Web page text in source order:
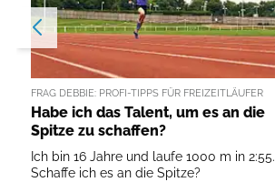
FRAG DEBBIE: PROFI-TIPPS FÜR FREIZEITLÄUFER
Habe ich das Talent, um es an die
Spitze zu schaffen?
Ich bin 16 Jahre und laufe 1000 m in 2:55.
Schaffe ich es an die Spitze?